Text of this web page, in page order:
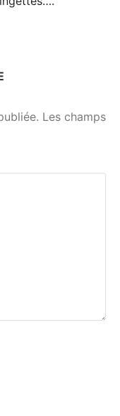
Les champs